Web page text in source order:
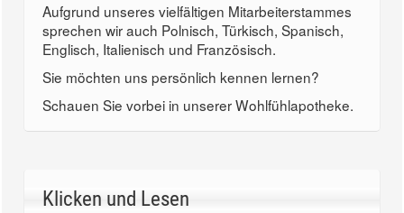
Aufgrund unseres vielfältigen Mitarbeiterstammes
sprechen wir auch Polnisch, Türkisch, Spanisch,
Englisch, Italienisch und Französisch.
Sie möchten uns persönlich kennen lernen?
Schauen Sie vorbei in unserer Wohlfühlapotheke.
Klicken und Lesen